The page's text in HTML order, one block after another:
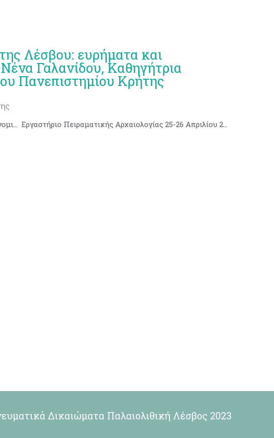
Λέσβου: ευρήματα και
Γαλανίδου, Καθηγήτρια
Πανεπιστημίου Κρήτης
Κυριακάτικο αφιέρωμα για την Παλαιολιθική κληρονομιά της Λέσβου στο ΑθΗΝΑΪΚΟ ΜΑΚΕΔΟΝΙΚΟ ΠΡΑΚΤΟΡΕΙΟ ΕΙΔΗΣΕΩΝ Εργαστήριο Πειραματικής Αρχαιολογίας 25-26 Απριλίου 2023
Δικαιώματα Παλαιολιθική Λέσβος 2023